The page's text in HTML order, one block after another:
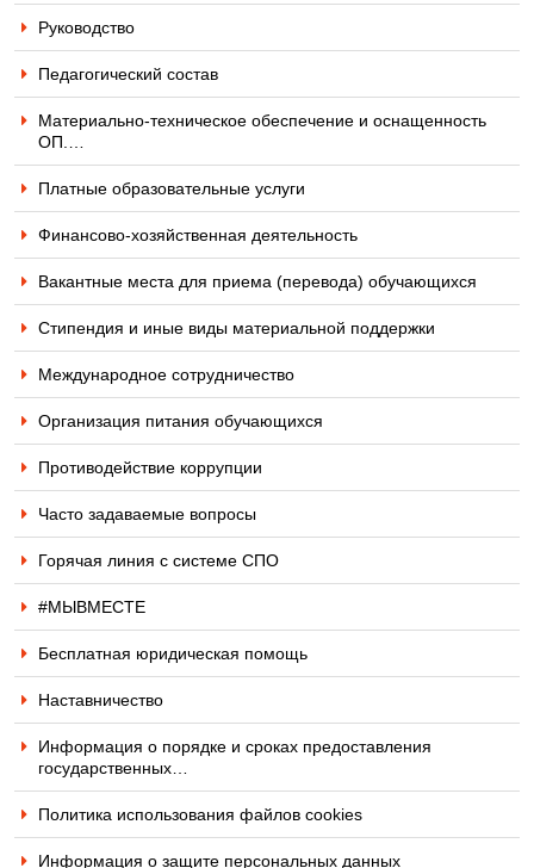
Руководство
Педагогический состав
Материально-техническое обеспечение и оснащенность
ОП.…
Платные образовательные услуги
Финансово-хозяйственная деятельность
Вакантные места для приема (перевода) обучающихся
Стипендия и иные виды материальной поддержки
Международное сотрудничество
Организация питания обучающихся
Противодействие коррупции
Часто задаваемые вопросы
Горячая линия с системе СПО
#МЫВМЕСТЕ
Бесплатная юридическая помощь
Наставничество
Информация о порядке и сроках предоставления
государственных…
Политика использования файлов cookies
Информация о защите персональных данных